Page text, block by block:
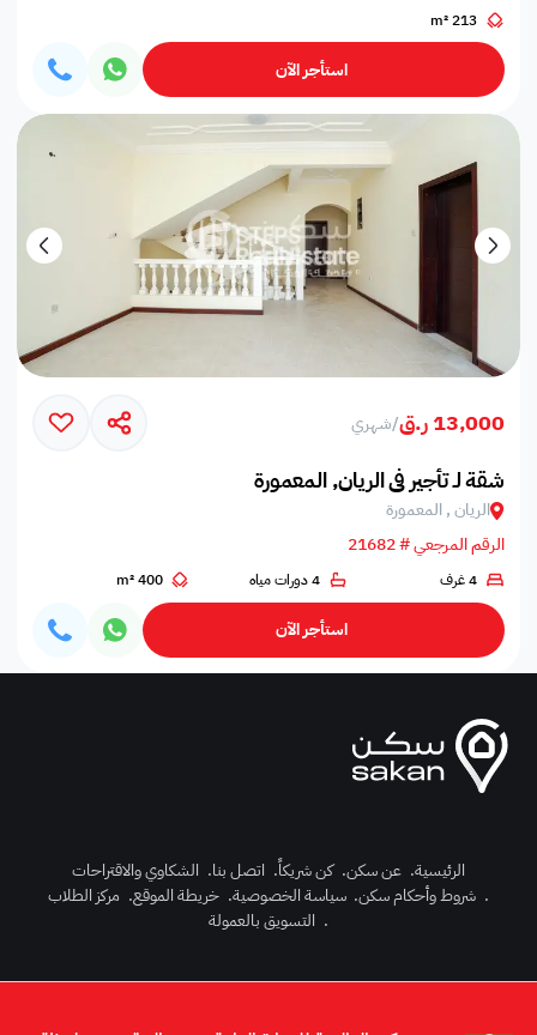
213 m²
استأجر الآن
13,000 ر.ق /شهري
شقة لـ تأجير في الريان, المعمورة
الريان , المعمورة
الرقم المرجعي # 21682
4 غرف 4 دورات مياه 400 m²
استأجر الآن
الرئيسية. عن سكن. كن شريكاً. اتصل بنا. الشكاوي والاقتراحات
. شروط وأحكام سكن. سياسة الخصوصية. خريطة الموقع. مركز الطلاب
. التسويق بالعمولة